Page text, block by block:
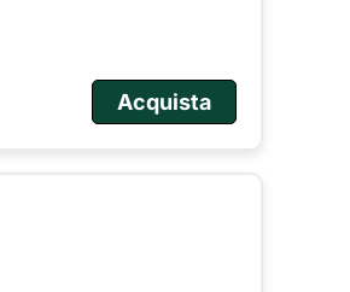
Acquista